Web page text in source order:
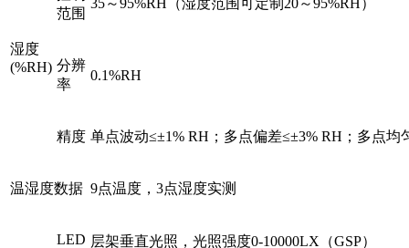
湿度
(%RH)
范围
35～95%RH（湿度范围可定制20～95%RH）
分辨
率
0.1%RH
精度 单点波动≤±1% RH；多点偏差≤±3% RH；多点均
温湿度数据 9点温度，3点湿度实测
LED 层架垂直光照，光照强度0-10000LX（GSP）